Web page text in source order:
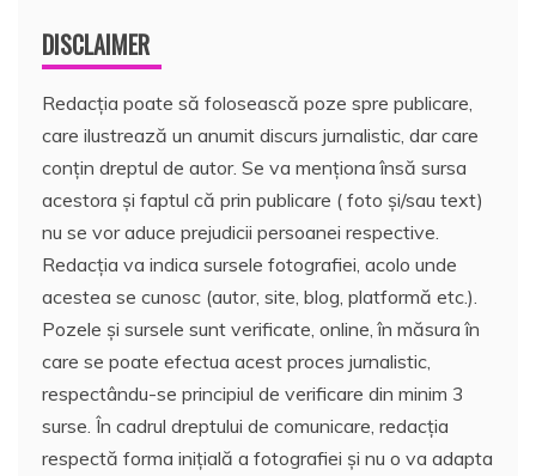
DISCLAIMER
Redacția poate să folosească poze spre publicare,
care ilustrează un anumit discurs jurnalistic, dar care
conțin dreptul de autor. Se va menționa însă sursa
acestora și faptul că prin publicare ( foto și/sau text)
nu se vor aduce prejudicii persoanei respective.
Redacția va indica sursele fotografiei, acolo unde
acestea se cunosc (autor, site, blog, platformă etc.).
Pozele și sursele sunt verificate, online, în măsura în
care se poate efectua acest proces jurnalistic,
respectându-se principiul de verificare din minim 3
surse. În cadrul dreptului de comunicare, redacția
respectă forma inițială a fotografiei și nu o va adapta